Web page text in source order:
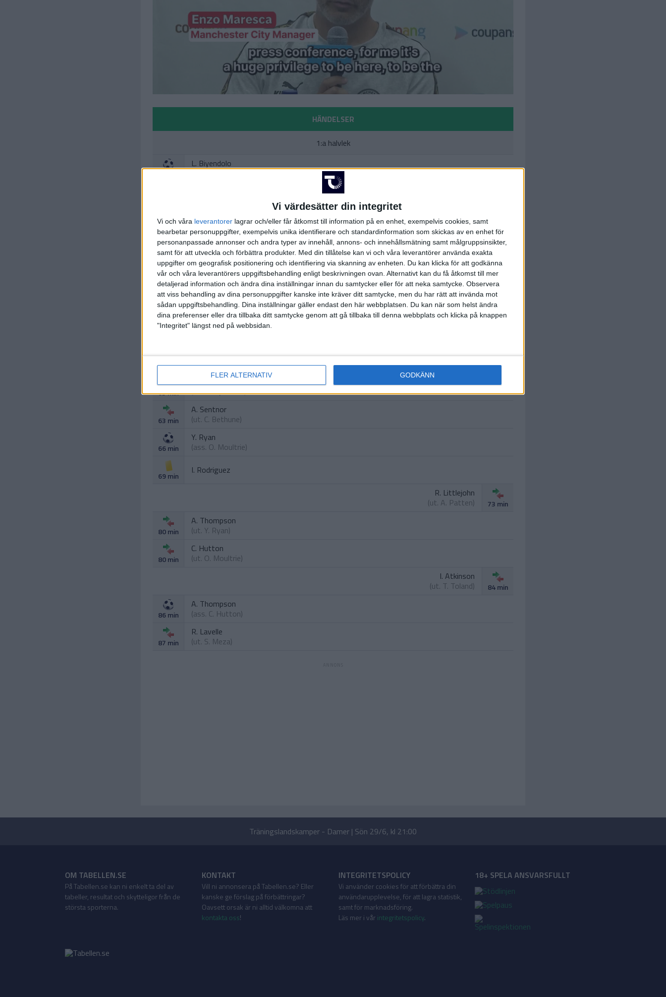
Vi värdesätter din integritet
Vi och våra leverantorer lagrar och/eller får åtkomst till information på en enhet, exempelvis cookies, samt
bearbetar personuppgifter, exempelvis unika identifierare och standardinformation som skickas av en enhet för
personanpassade annonser och andra typer av innehåll, annons- och innehållsmätning samt målgruppsinsikter,
samt för att utveckla och förbättra produkter. Med din tillåtelse kan vi och våra leverantörer använda exakta
uppgifter om geografisk positionering och identifiering via skanning av enheten. Du kan klicka för att godkänna
vår och våra leverantörers uppgiftsbehandling enligt beskrivningen ovan. Alternativt kan du få åtkomst till mer
detaljerad information och ändra dina inställningar innan du samtycker eller för att neka samtycke. Observera
att viss behandling av dina personuppgifter kanske inte kräver ditt samtycke, men du har rätt att invända mot
sådan uppgiftsbehandling. Dina inställningar gäller endast den här webbplatsen. Du kan när som helst ändra
dina preferenser eller dra tillbaka ditt samtycke genom att gå tillbaka till denna webbplats och klicka på knappen
"Integritet" längst ned på webbsidan.
FLER ALTERNATIV GODKÄNN
HÄNDELSER
1:a halvlek
L. Biyendolo
(ass.E. Sears)
2:a halvlek
H. Nolan
(ut.E. Murphy) 46 min
M. Connolly
(ut.C. Mustaki) 46 min
L. Quinn
(ut.A. Larkin) 46 min
L. Quinn
62 min
63 min
S. Coffey
(ut.L. Biyendolo)
63 min
A. Sentnor
(ut. C. Bethune)
66 min
Y. Ryan
(ass. O. Moultrie)
69 min
I. Rodriguez
R. Littlejohn
(ut. A. Patten) 73 min
80 min
A. Thompson
(ut. Y. Ryan)
80 min
C. Hutton
(ut. O. Moultrie)
I. Atkinson
(ut. T. Toland) 84 min
86 min
A. Thompson
(ass. C. Hutton)
87 min
R. Lavelle
(ut. S. Meza)
Träningslandskamper - Damer | Sön 29/6, kl 21:00
OM TABELLEN.SE
På Tabellen.se kan ni enkelt ta del av
tabeller, resultat och skytteligor från de
största sporterna.
KONTAKT
Vill ni annonsera på Tabellen.se? Eller
kanske ge förslag på förbättringar?
Oavsett orsak är ni alltid välkomna att
kontakta oss!
INTEGRITETSPOLICY
Vi använder cookies för att förbättra din
användarupplevelse, för att lagra statistik,
samt för marknadsföring.
Läs mer i vår integritetspolicy.
18+ SPELA ANSVARSFULLT